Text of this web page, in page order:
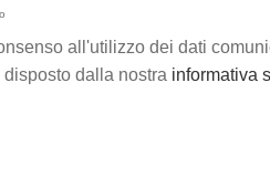
all'utilizzo dei dati
dalla nostra informativa